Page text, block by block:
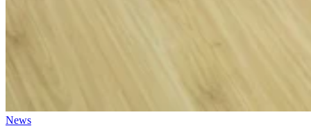
News